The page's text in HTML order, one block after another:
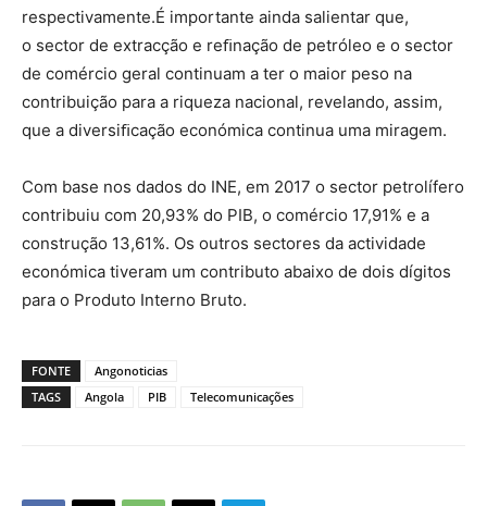
respectivamente.É importante ainda salientar que,
o sector de extracção e reﬁnação de petróleo e o sector
de comércio geral continuam a ter o maior peso na
contribuição para a riqueza nacional, revelando, assim,
que a diversiﬁcação económica continua uma miragem.
Com base nos dados do INE, em 2017 o sector petrolífero
contribuiu com 20,93% do PIB, o comércio 17,91% e a
construção 13,61%. Os outros sectores da actividade
económica tiveram um contributo abaixo de dois dígitos
para o Produto Interno Bruto.
FONTE
Angonoticias
TAGS
Angola PIB Telecomunicações